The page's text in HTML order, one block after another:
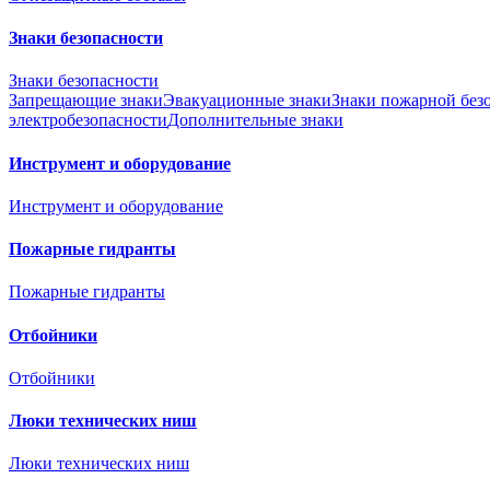
Знаки безопасности
Знаки безопасности
Запрещающие знакиЭвакуационные знакиЗнаки пожарной
электробезопасностиДополнительные знаки
Инструмент и оборудование
Инструмент и оборудование
Пожарные гидранты
Пожарные гидранты
Отбойники
Отбойники
Люки технических ниш
Люки технических ниш